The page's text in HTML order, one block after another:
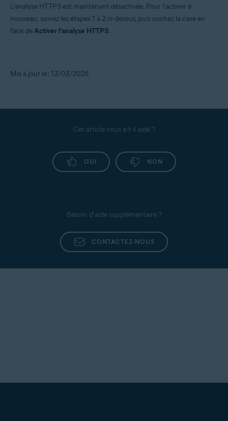
L’analyse HTTPS est maintenant désactivée. Pour l'activer à
nouveau, suivez les étapes 1 à 2 ci-dessus, puis cochez la case en
face deActiver l'analyse HTTPS.
Mis à jour le : 13/03/2026
Cet article vous a-t-il aidé ?
OUI NON
Besoin d’aide supplémentaire ?
CONTACTEZ-NOUS